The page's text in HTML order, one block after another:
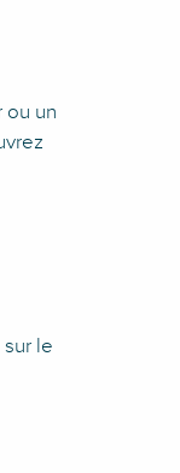
ou un
le